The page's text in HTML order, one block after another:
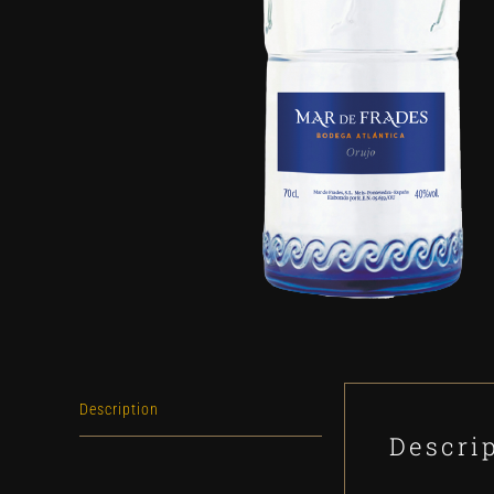
Description